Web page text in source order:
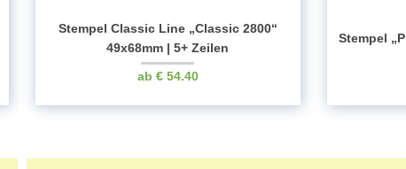
Stempel Classic Line „Classic 2800“
49x68mm | 5+ Zeilen
€54.40
Stempel